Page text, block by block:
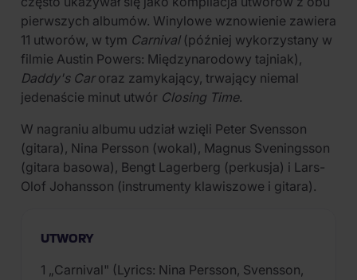
pierwszych albumów. Winylowe wznowienie zawiera
11 utworów, w tym Carnival(później wykorzystany w
filmie Austin Powers: Międzynarodowy tajniak),
Daddy's Caroraz zamykający, trwający niemal
jedenaście minut utwór Closing Time.
W nagraniu albumu udział wzięli Peter Svensson
(gitara), Nina Persson (wokal), Magnus Sveningsson
(gitara basowa), Bengt Lagerberg (perkusja) i Lars-
Olof Johansson (instrumenty klawiszowe i gitara).
UTWORY
1 „Carnival" (Lyrics: Nina Persson, Svensson,